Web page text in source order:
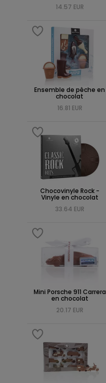
14.57 EUR
Ensemble de pêche en
chocolat
16.81 EUR
Chocovinyle Rock -
Vinyle en chocolat
33.64 EUR
Mini Porsche 911 Carrera
en chocolat
20.17 EUR